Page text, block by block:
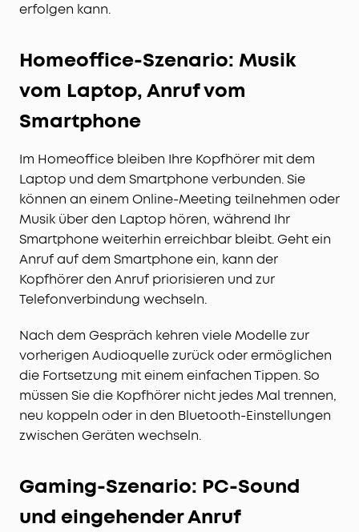
erfolgen kann.
Homeoffice-Szenario: Musik
vom Laptop, Anruf vom
Smartphone
Im Homeoffice bleiben Ihre Kopfhörer mit dem
Laptop und dem Smartphone verbunden. Sie
können an einem Online-Meeting teilnehmen oder
Musik über den Laptop hören, während Ihr
Smartphone weiterhin erreichbar bleibt. Geht ein
Anruf auf dem Smartphone ein, kann der
Kopfhörer den Anruf priorisieren und zur
Telefonverbindung wechseln.
Nach dem Gespräch kehren viele Modelle zur
vorherigen Audioquelle zurück oder ermöglichen
die Fortsetzung mit einem einfachen Tippen. So
müssen Sie die Kopfhörer nicht jedes Mal trennen,
neu koppeln oder in den Bluetooth-Einstellungen
zwischen Geräten wechseln.
Gaming-Szenario: PC-Sound
und eingehender Anruf